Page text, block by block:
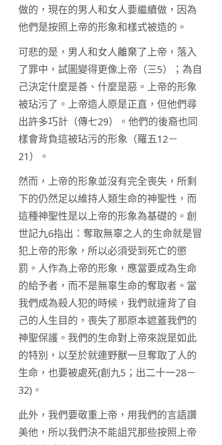
做的，現在的男人和女人要繼續做，因為
他們是按照上帝的形象和樣式被造的。
可悲的是，男人和女人離棄了上帝，落入
了罪中，試圖變得更像上帝（三5）；為自
己決定什麼是善、什麼是惡。上帝的形象
被玷污了。上帝造人原是正直，但他們尋
出許多巧計（傳七29）。他們的後裔也同
樣會背負這被玷污的形象（羅五12－
21）。
然而，上帝的形象並沒有完全喪失，所剩
下的仍然足以維持人類生命的神聖性，而
這種神聖性是以上帝的形象為基礎的。創
世記九6指出：奪取無辜之人的生命就是冒
犯上帝的形象，所以必須受到死亡的懲
罰。人作為上帝的形象，應當要成為生命
的給予者，而不是無辜生命的奪取者。當
我們成為殺人犯的時候，我們就違背了自
己的人生目的，喪失了那原本遮蓋我們的
神聖保護。我們的生命對上帝來說是如此
的特別，以至於就連野獸一旦奪取了人的
生命，也要被處死(創九5；出二十一28－
32)。
此外，我們要敬重上帝，用我們的言語讚
美他，所以我們決不能詛咒那些按照上帝